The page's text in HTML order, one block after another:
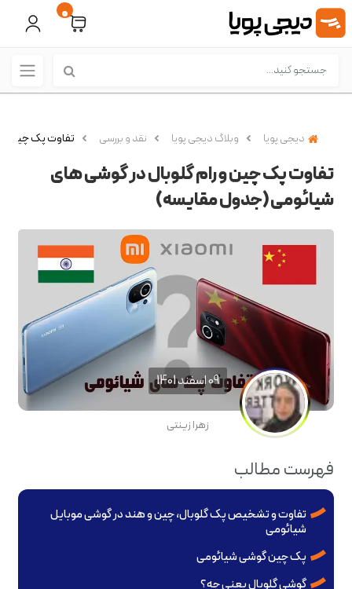
0
دیجی پویا وبلاگ دیجی پویا نقد و بررسی تفاوت پک چین و
تفاوت پک چین و رام گلوبال در گوشی های
شیائومی (جدول مقایسه)
09 اسفند 1401
زهرا زینتی
فهرست مطالب
تفاوت و تشخیص پک گلوبال، چین و هند در گوشی موبایل
شیائومی
پک چین گوشی شیائومی
گوشی گلوبال یعنی چه؟